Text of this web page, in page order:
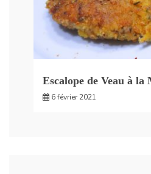
Escalope de Veau à la
6 février 2021